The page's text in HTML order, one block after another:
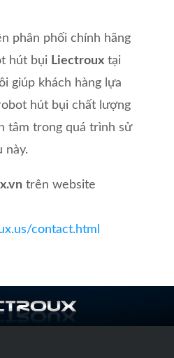
phân phối chính hãng
hút bụi Liectroux tại
giúp khách hàng lựa
hút bụi chất lượng
tâm trong quá trình sử
này.
trên website
contact.html